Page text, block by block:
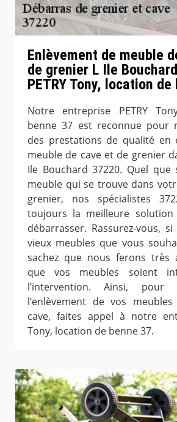
Enlèvement de meuble
de grenier L Ile
PETRY Tony, location de
Notre entreprise PETRY
benne 37 est reconnue pour
des prestations de qualité en
meuble de cave et de grenier
Ile Bouchard 37220. Quel
meuble qui se trouve dans
grenier, nos spécialistes
toujours la meilleure
débarrasser. Rassurez-vous,
vieux meubles que vous
sachez que nous ferons très
que vos meubles soient
l’intervention. Ainsi, pour
l’enlèvement de vos
cave, faites appel à notre
Tony, location de benne 37.